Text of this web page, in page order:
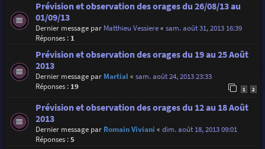
Prévision et observation des orages du 26/08/13 au
01/09/13
Dernier message par Matthieu Vessiere« sam. août 31, 2013 16:39
Réponses : 1
Prévision et observation des orages du 19 au 25 Août
2013
Dernier message par Martial« sam. août 24, 2013 23:33
Réponses : 19 1 2
Prévision et observation des orages du 12 au 18 Août
2013
Dernier message par Romain Viviani « dim. août 18, 2013 09:01
Réponses :5